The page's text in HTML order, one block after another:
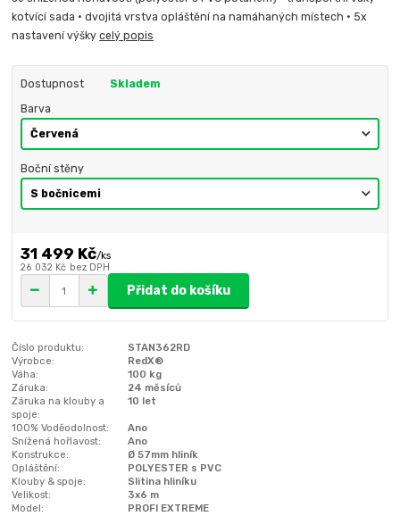
kotvící sada • dvojitá vrstva opláštění na namáhaných místech • 5x
nastavení výškycelý popis
Dostupnost Skladem
Barva
Boční stěny
31 499 Kč/ks
26 032 Kč bez DPH
Přidat do košíku
Číslo produktu:
STAN362RD
Výrobce:
RedX®
Váha:
100 kg
Záruka:
24 měsíců
Záruka na klouby a
spoje:
10 let
100% Voděodolnost:
Ano
Snížená hořlavost:
Ano
Konstrukce:
Ø 57mm hliník
Opláštění:
POLYESTER s PVC
Klouby & spoje:
Slitina hliníku
Velikost:
3x6 m
Model:
PROFI EXTREME